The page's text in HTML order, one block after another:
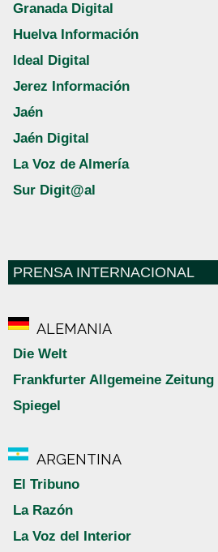
Granada Digital
Huelva Información
Ideal Digital
Jerez Información
Jaén
Jaén Digital
La Voz de Almería
Sur Digit@al
PRENSA INTERNACIONAL
ALEMANIA
Die Welt
Frankfurter Allgemeine Zeitung
Spiegel
ARGENTINA
El Tribuno
La Razón
La Voz del Interior